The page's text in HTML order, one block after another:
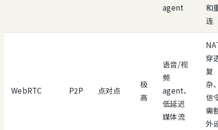
agent
和
连
WebRTC P2P 点对点
极
高
语音/视
频
agent、
低延迟
媒体流
穿
复
杂
信
需
外